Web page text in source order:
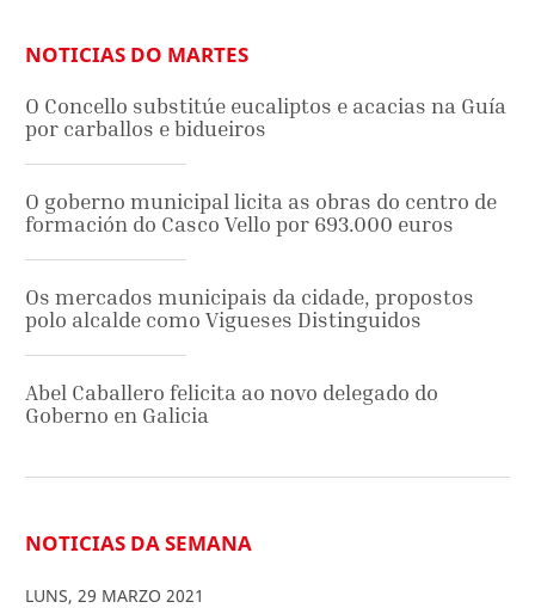
NOTICIAS DO MARTES
O Concello substitúe eucaliptos e acacias na Guía
por carballos e bidueiros
O goberno municipal licita as obras do centro de
formación do Casco Vello por 693.000 euros
Os mercados municipais da cidade, propostos
polo alcalde como Vigueses Distinguidos
Abel Caballero felicita ao novo delegado do
Goberno en Galicia
NOTICIAS DA SEMANA
LUNS, 29 MARZO 2021